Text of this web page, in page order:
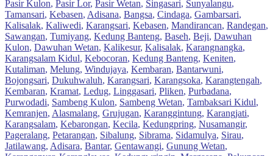
Pasir Kulon, Pasir Lor, Pasir Wetan, Singasari, Sunyalangu,
Tamansari, Kebasen, Adisana, Bangsa, Cindaga, Gambarsari,
Kalisalak, Kaliwedi, Karangsari, Kebasen, Mandirancan, Randegan,
Sawangan, Tumiyang, Kedung Banteng, Baseh, Beji, Dawuhan
Kulon, Dawuhan Wetan, Kalikesur, Kalisalak, Karangnangka,
Karangsalam Kidul, Kebocoran, Kedung Banteng, Keniten,
Kutaliman, Melung, Windujaya, Kembaran, Bantarwuni,
Bojongsari, Dukuhwaluh, Karangsari, Karangsoka, Karangtengah,
Kembaran, Kramat, Ledug, Linggasari, Pliken, Purbadana,
Purwodadi, Sambeng Kulon, Sambeng Wetan, Tambaksari Kidul,
Kemranjen, Alasmalang, Grujugan, Karanggintung, Karangjati,
Karangsalam, Kebarongan, Kecila, Kedungpring, Nusamangir,
Pageralang, Petarangan, Sibalung, Sibrama, Sidamulya, Sirau,
Jatilawang, Adisara, Bantar, Gentawangi, Gunung Wetan,